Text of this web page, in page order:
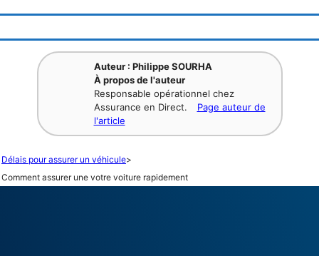
Auteur : Philippe SOURHA
À propos de l'auteur
Responsable opérationnel chez
Assurance en Direct.
Page auteur de
l'article
Délais pour assurer un véhicule>
Comment assurer une votre voiture rapidement